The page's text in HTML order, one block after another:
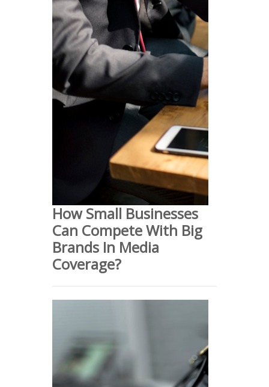
How Small Businesses
Can Compete With Big
Brands In Media
Coverage?